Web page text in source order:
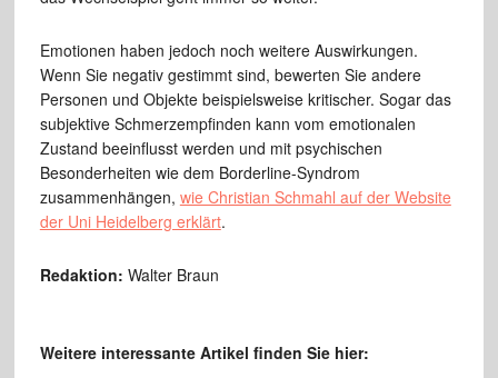
Emotionen haben jedoch noch weitere Auswirkungen.
Wenn Sie negativ gestimmt sind, bewerten Sie andere
Personen und Objekte beispielsweise kritischer. Sogar das
subjektive Schmerzempfinden kann vom emotionalen
Zustand beeinflusst werden und mit psychischen
Besonderheiten wie dem Borderline-Syndrom
zusammenhängen, wie Christian Schmahl auf der Website
der Uni Heidelberg erklärt.
Redaktion: Walter Braun
Weitere interessante Artikel finden Sie hier: